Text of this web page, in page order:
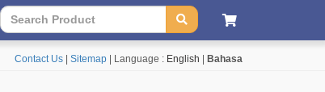
Contact Us Sitemap | Language : English Bahasa